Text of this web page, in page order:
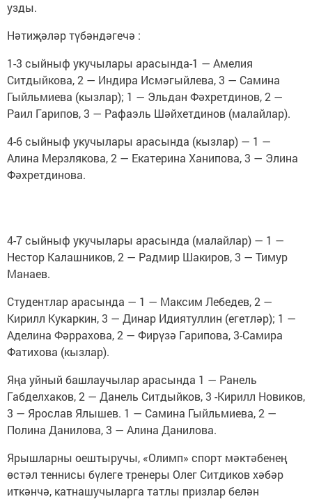
узды.
Нәтиҗәләр түбәндәгечә :
1-3 сыйныф укучылары арасында-1 — Амелия
Ситдыйкова, 2 — Индира Исмәгыйлева, 3 — Самина
Гыйльмиева (кызлар); 1 — Эльдан Фәхретдинов, 2 —
Раил Гарипов, 3 — Рафаэль Шәйхетдинов (малайлар).
4-6 сыйныф укучылары арасында (кызлар) — 1 —
Алина Мерзлякова, 2 — Екатерина Ханипова, 3 — Элина
Фәхретдинова.
4-7 сыйныф укучылары арасында (малайлар) — 1 —
Нестор Калашников, 2 — Радмир Шакиров, 3 — Тимур
Манаев.
Студентлар арасында — 1 — Максим Лебедев, 2 —
Кирилл Кукаркин, 3 — Динар Идиятуллин (егетләр); 1 —
Аделина Фәррахова, 2 — Фирүзә Гарипова, 3-Самира
Фатихова (кызлар).
Яңа уйный башлаучылар арасында 1 — Ранель
Габделхаков, 2 — Данель Ситдыйков, 3 -Кирилл Новиков,
3 — Ярослав Ялышев. 1 — Самина Гыйльмиева, 2 —
Полина Данилова, 3 — Алина Данилова.
Ярышларны оештыручы, «Олимп» спорт мәктәбенең
өстәл теннисы бүлеге тренеры Олег Ситдиков хәбәр
иткәнчә, катнашучыларга татлы призлар белән